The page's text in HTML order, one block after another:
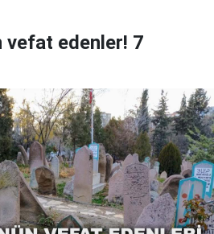
vefat edenler! 7